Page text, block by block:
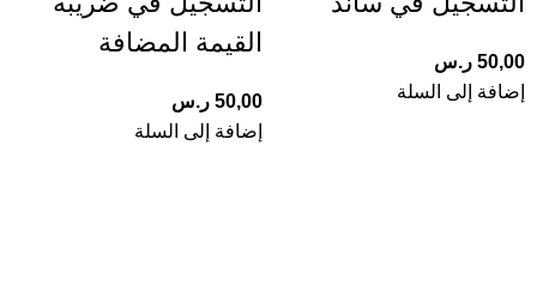
50,00 ر.س
إضافة إلى السلة
القيمة المضافة
50,00 ر.س
إضافة إلى السلة